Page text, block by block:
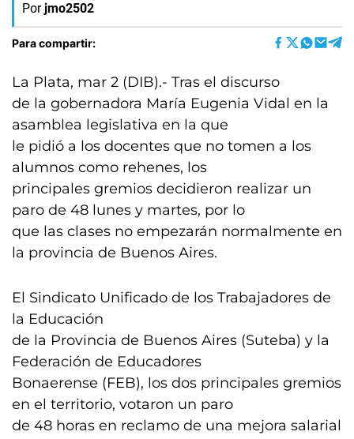
Por jmo2502
Para compartir:
La Plata, mar 2 (DIB).- Tras el discurso
de la gobernadora María Eugenia Vidal en la
asamblea legislativa en la que
le pidió a los docentes que no tomen a los
alumnos como rehenes, los
principales gremios decidieron realizar un
paro de 48 lunes y martes, por lo
que las clases no empezarán normalmente en
la provincia de Buenos Aires.
El Sindicato Unificado de los Trabajadores de
la Educación
de la Provincia de Buenos Aires (Suteba) y la
Federación de Educadores
Bonaerense (FEB), los dos principales gremios
en el territorio, votaron un paro
de 48 horas en reclamo de una mejora salarial